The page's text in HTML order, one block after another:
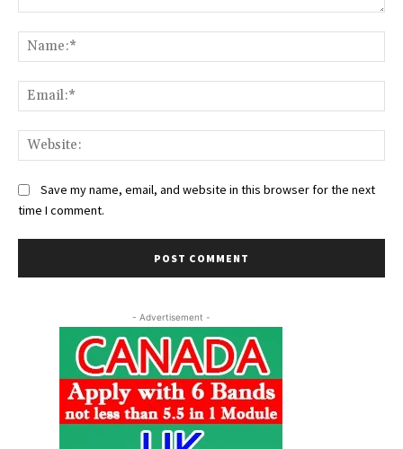
Save my name, email, and website in this browser for the next
time I comment.
- Advertisement -